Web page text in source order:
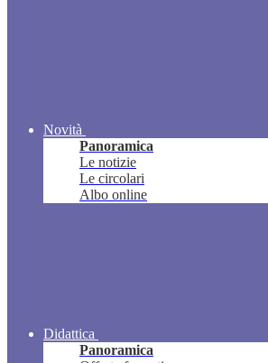
Novità
Panoramica
Le notizie
Le circolari
Albo online
Didattica
Panoramica